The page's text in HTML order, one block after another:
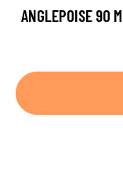
ANGLEPOISE 90